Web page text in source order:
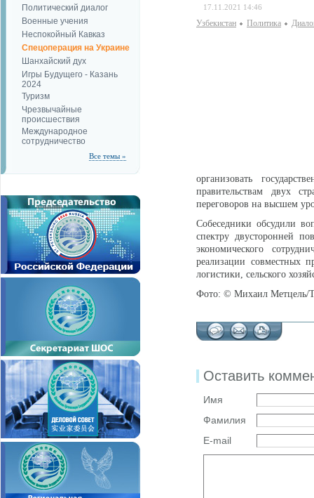
Политический диалог
Военные учения
Неспокойный Кавказ
Спецоперация на Украине
Шанхайский дух
Игры Будущего - Казань
2024
Туризм
Чрезвычайные
происшествия
Международное
сотрудничество
Все темы »
17.11.2021 14:46
Узбекистан Политика
организовать
правительствам двух
переговоров на высшем
Собеседники обсудили
спектру двусторонней
экономического
реализации совместных
логистики, сельского
Фото: © Михаил Метцель/
Оставить
Имя
Фамилия
E-mail